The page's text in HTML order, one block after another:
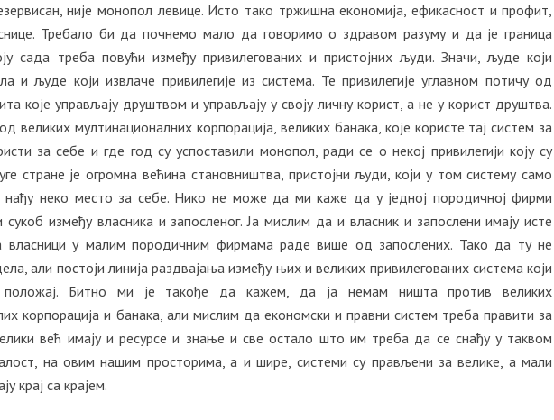
није монопол левице. Исто тако тржишна економија, ефикасност и профит,
Требало би да почнемо мало да говоримо о здравом разуму и да је граница
сада треба повући између привилегованих и пристојних људи. Значи, људе који
и људе који извлаче привилегије из система. Те привилегије углавном потичу од
које управљају друштвом и управљају у своју личну корист, а не у корист друштва.
великих мултинационалних корпорација, великих банака, које користе тај систем за
за себе и где год су успоставили монопол, ради се о некој привилегији коју су
стране је огромна већина становништва, пристојни људи, који у том систему само
нађу неко место за себе. Нико не може да ми каже да у једној породичној фирми
сукоб између власника и запосленог. Ја мислим да и власник и запослени имају исте
власници у малим породичним фирмама раде више од запослених. Тако да ту не
али постоји линија раздвајања између њих и великих привилегованих система који
положај. Битно ми је такође да кажем, да ја немам ништа против великих
корпорација и банака, али мислим да економски и правни систем треба правити за
већ имају и ресурсе и знање и све остало што им треба да се снађу у таквом
на овим нашим просторима, а и шире, системи су прављени за велике, а мали
крај са крајем.